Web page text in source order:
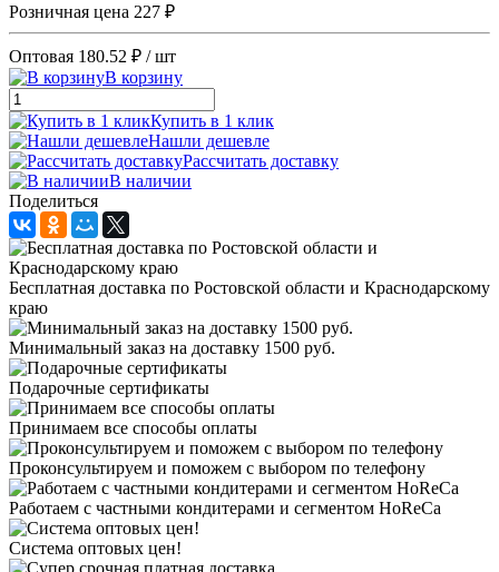
Розничная цена 227 ₽
Оптовая 180.52 ₽ / шт
В корзину
Купить в 1 клик
Нашли дешевле
Рассчитать доставку
В наличии
Поделиться
Бесплатная доставка по Ростовской области и Краснодарскому
краю
Минимальный заказ на доставку 1500 руб.
Подарочные сертификаты
Принимаем все способы оплаты
Проконсультируем и поможем с выбором по телефону
Работаем с частными кондитерами и сегментом HoReCa
Система оптовых цен!